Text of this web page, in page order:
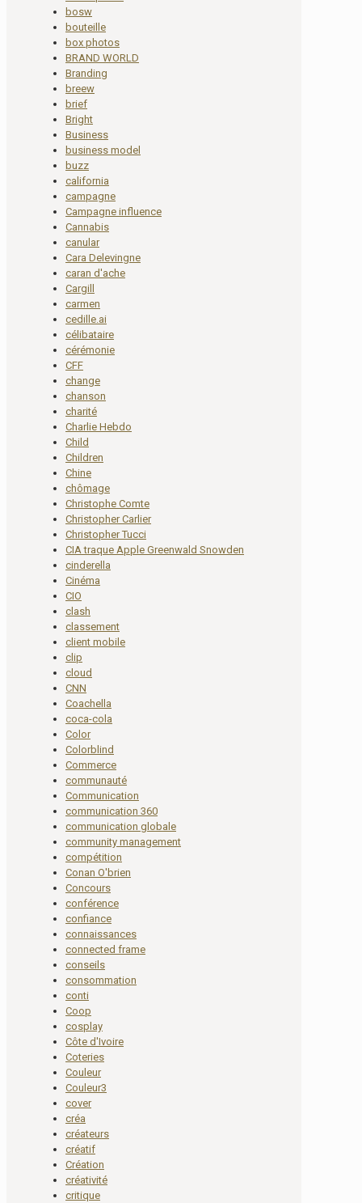
bosw
bouteille
box photos
BRAND WORLD
Branding
breew
brief
Bright
Business
business model
buzz
california
campagne
Campagne influence
Cannabis
canular
Cara Delevingne
caran d'ache
Cargill
carmen
cedille.ai
célibataire
cérémonie
CFF
change
chanson
charité
Charlie Hebdo
Child
Children
Chine
chômage
Christophe Comte
Christopher Carlier
Christopher Tucci
CIA traque Apple Greenwald Snowden
cinderella
Cinéma
CIO
clash
classement
client mobile
clip
cloud
CNN
Coachella
coca-cola
Color
Colorblind
Commerce
communauté
Communication
communication 360
communication globale
community management
compétition
Conan O'brien
Concours
conférence
confiance
connaissances
connected frame
conseils
consommation
conti
Coop
cosplay
Côte d'Ivoire
Coteries
Couleur
Couleur3
cover
créa
créateurs
créatif
Création
créativité
critique